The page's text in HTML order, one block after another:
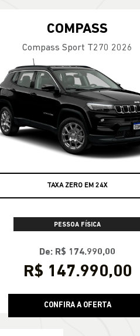
COMPASS
Compass Sport T270 2026
TAXA ZERO EM 24X
PESSOA FÍSICA
De: R$ 174.990,00
R$ 147.990,00
CONFIRA A OFERTA